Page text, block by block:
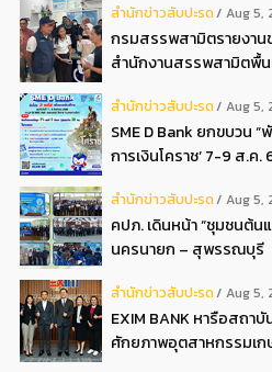
อิสลามแห่งอนาคต
สํานักข่าวสับปะรด Aug 5,
กรมสรรพสามิตรายงาน
สำนักงานสรรพสามิตพื้
สํานักข่าวสับปะรด Aug 5,
SME D Bank ยกขบวน
การเงินโคราช’ 7-9 ส.ค
สํานักข่าวสับปะรด Aug 5,
คปภ. เดินหน้า “ชุมชนต้
นครนายก – สุพรรณบุรี
สํานักข่าวสับปะรด Aug 5,
EXIM BANK หารือสถา
ศักยภาพอุตสาหกรรมเก